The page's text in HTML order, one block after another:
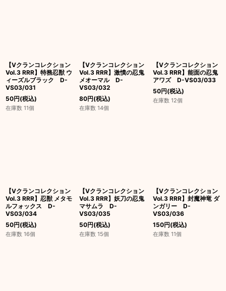
【Vクランコレクション
Vol.3 RRR】特務忍獣 ウ
ィーズルブラック D-
VS03/031
50円(税込)
在庫数 11個
【Vクランコレクション
Vol.3 RRR】激憤の忍鬼
メオーマル D-
VS03/032
80円(税込)
在庫数 14個
【Vクランコレクション
Vol.3 RRR】能面の忍鬼
アワズ D-VS03/033
50円(税込)
在庫数 12個
【Vクランコレクション
Vol.3 RRR】忍獣 メタモ
ルフォックス D-
VS03/034
50円(税込)
在庫数 16個
【Vクランコレクション
Vol.3 RRR】妖刀の忍鬼
マサムラ D-
VS03/035
50円(税込)
在庫数 15個
【Vクランコレクション
Vol.3 RRR】封魔神竜 ダ
ンガリー D-
VS03/036
150円(税込)
在庫数 11個